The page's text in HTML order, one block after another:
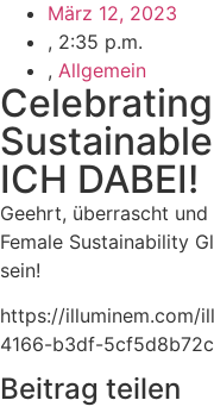
März 12, 2023
, 2:35 p.m.
, Allgemein
ICH DABEI!
Geehrt, überrascht
Female Sustainability
sein!
https://illuminem.com/
4166-b3df-
Beitrag teilen